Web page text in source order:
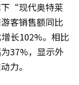
“现代奥特莱
客销售额同比
长102%。相比
37%，显示外
力。